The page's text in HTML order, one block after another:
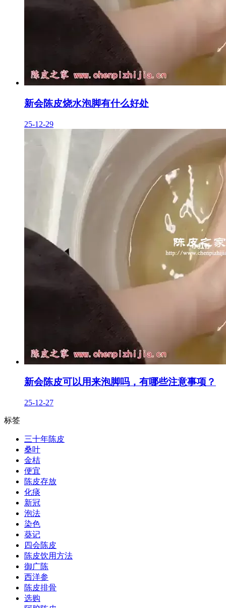
新会陈皮烧水泡脚有什么好处
25-12-29
新会陈皮可以用来泡脚吗，有哪些注意事项？
25-12-27
标签
三十年陈皮
桑叶
金桔
便宜
陈皮存放
化痰
新冠
泡法
染色
葵记
四会陈皮
陈皮饮用方法
御广陈
西洋参
陈皮排骨
选购